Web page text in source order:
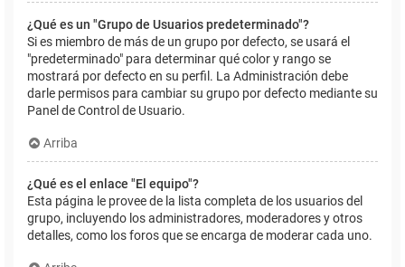
¿Qué es un "Grupo de Usuarios predeterminado"?
Si es miembro de más de un grupo por defecto, se usará el
"predeterminado" para determinar qué color y rango se
mostrará por defecto en su perfil. La Administración debe
darle permisos para cambiar su grupo por defecto mediante su
Panel de Control de Usuario.
Arriba
¿Qué es el enlace "El equipo"?
Esta página le provee de la lista completa de los usuarios del
grupo, incluyendo los administradores, moderadores y otros
detalles, como los foros que se encarga de moderar cada uno.